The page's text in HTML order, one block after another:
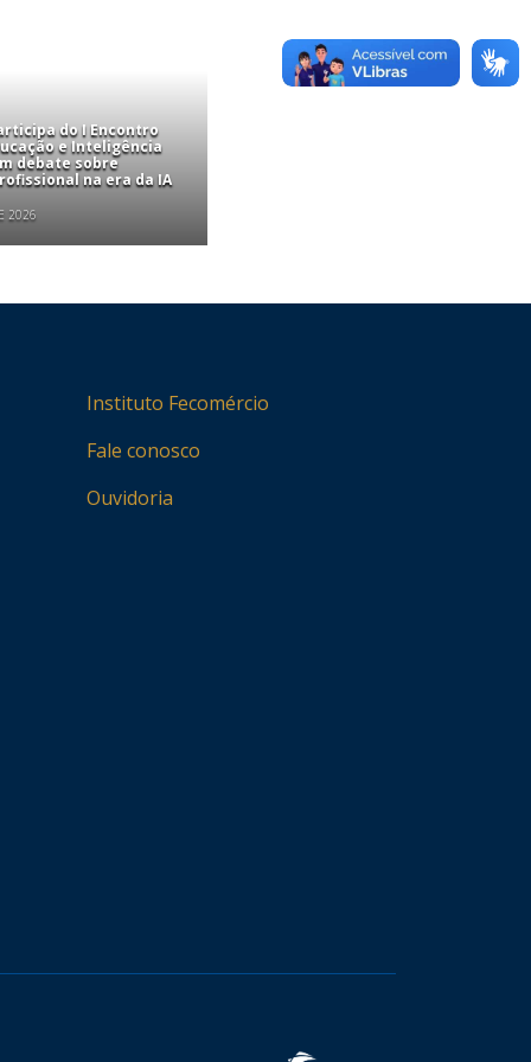
do I Encontro
e Inteligência
debate sobre
na era da IA
2026
Instituto Fecomércio
Fale conosco
Ouvidoria